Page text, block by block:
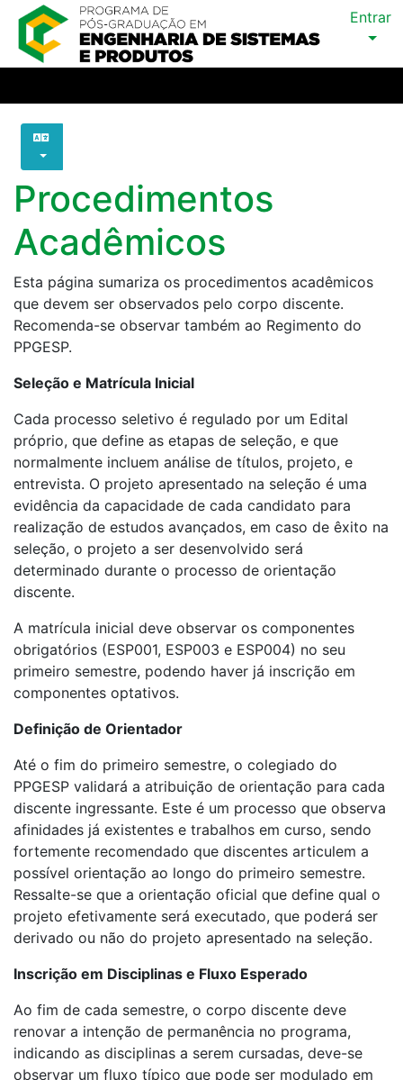
Entrar
Procedimentos
Acadêmicos
Esta página sumariza os procedimentos acadêmicos
que devem ser observados pelo corpo discente.
Recomenda-se observar também ao Regimento do
PPGESP.
Seleção e Matrícula Inicial
Cada processo seletivo é regulado por um Edital
próprio, que define as etapas de seleção, e que
normalmente incluem análise de títulos, projeto, e
entrevista. O projeto apresentado na seleção é uma
evidência da capacidade de cada candidato para
realização de estudos avançados, em caso de êxito na
seleção, o projeto a ser desenvolvido será
determinado durante o processo de orientação
discente.
A matrícula inicial deve observar os componentes
obrigatórios (ESP001, ESP003 e ESP004) no seu
primeiro semestre, podendo haver já inscrição em
componentes optativos.
Definição de Orientador
Até o fim do primeiro semestre, o colegiado do
PPGESP validará a atribuição de orientação para cada
discente ingressante. Este é um processo que observa
afinidades já existentes e trabalhos em curso, sendo
fortemente recomendado que discentes articulem a
possível orientação ao longo do primeiro semestre.
Ressalte-se que a orientação oficial que define qual o
projeto efetivamente será executado, que poderá ser
derivado ou não do projeto apresentado na seleção.
Inscrição em Disciplinas e Fluxo Esperado
Ao fim de cada semestre, o corpo discente deve
renovar a intenção de permanência no programa,
indicando as disciplinas a serem cursadas, deve-se
observar um fluxo típico que pode ser modulado em